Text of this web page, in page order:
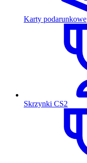
Karty podarunkowe
Skrzynki CS2